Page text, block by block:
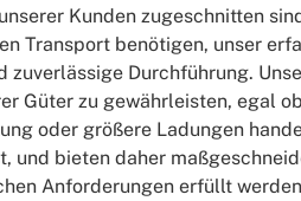
Kunden zugeschnitten
Transport benötigen, unser
zuverlässige Durchführung.
Güter zu gewährleisten, egal
oder größere Ladungen
und bieten daher
Anforderungen erfüllt